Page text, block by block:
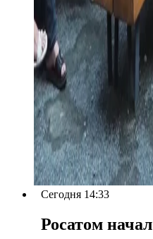
Сегодня 14:33
Росатом